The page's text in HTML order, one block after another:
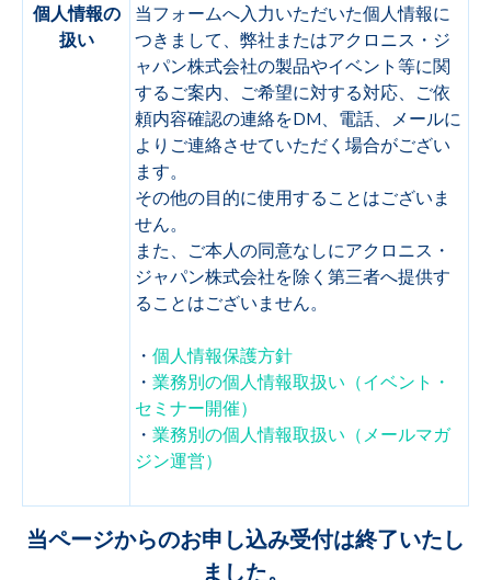
個人情報の
扱い
当フォームへ入力いただいた個人情報に
つきまして、弊社またはアクロニス・ジ
ャパン株式会社の製品やイベント等に関
するご案内、ご希望に対する対応、ご依
頼内容確認の連絡をDM、電話、メールに
よりご連絡させていただく場合がござい
ます。
その他の目的に使用することはございま
せん。
また、ご本人の同意なしにアクロニス・
ジャパン株式会社を除く第三者へ提供す
ることはございません。
・ 個人情報保護方針
・ 業務別の個人情報取扱い（イベント・
セミナー開催）
・ 業務別の個人情報取扱い（メールマガ
ジン運営）
当ページからのお申し込み受付は終了いたし
ました。